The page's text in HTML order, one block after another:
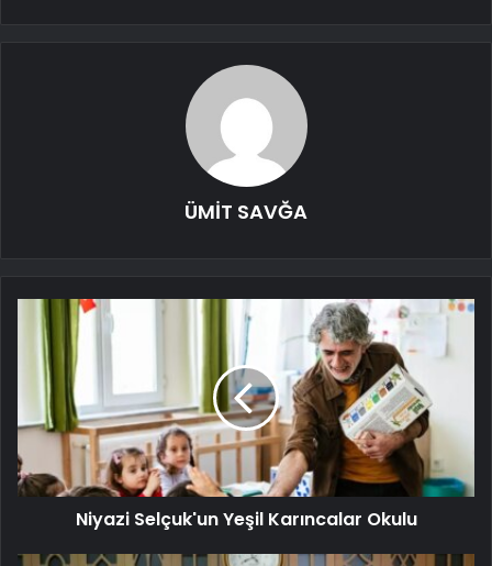
ÜMİT SAVĞA
Niyazi Selçuk'un Yeşil Karıncalar Okulu